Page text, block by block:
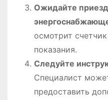
Ожидайте
осмотрит
показания.
Следуйте
Специалист
предоставить